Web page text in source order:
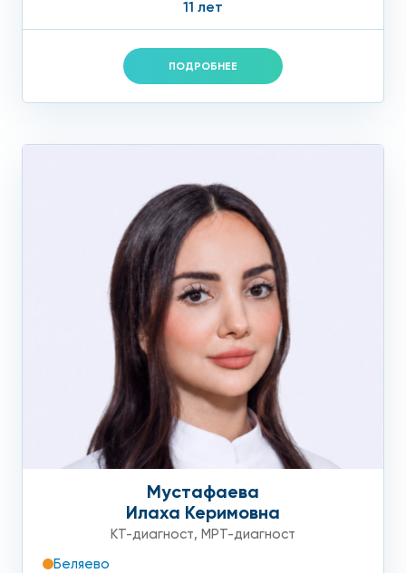
11 лет
ПОДРОБНЕЕ
Мустафаева
Илаха Керимовна
КТ-диагност, МРТ-диагност
Беляево